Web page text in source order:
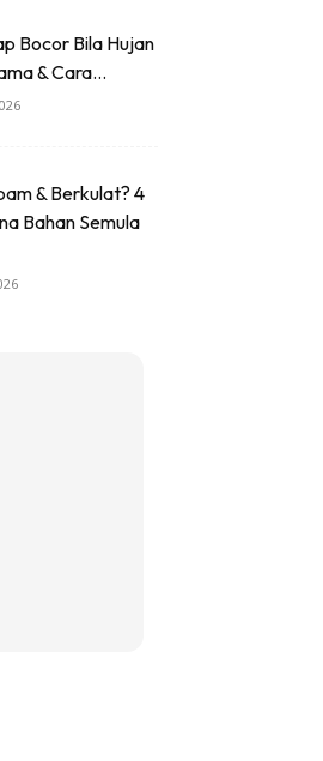
Bocor Bila Hujan
& Cara...
& Berkulat? 4
Bahan Semula